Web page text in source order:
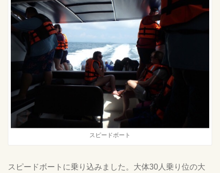
スピードボート
スピードボートに乗り込みました。大体30人乗り位の大